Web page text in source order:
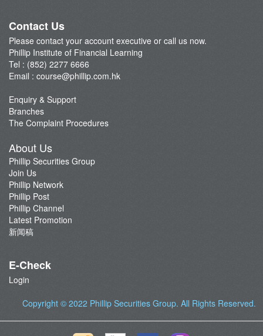
Contact Us
Please contact your account executive or call us now.
Phillip Institute of Financial Learning
Tel : (852) 2277 6666
Email : course@phillip.com.hk
Enquiry & Support
Branches
The Complaint Procedures
About Us
Phillip Securities Group
Join Us
Phillip Network
Phillip Post
Phillip Channel
Latest Promotion
新闻稿
E-Check
Login
Copyright © 2022 Phillip Securities Group. All Rights Reserved.